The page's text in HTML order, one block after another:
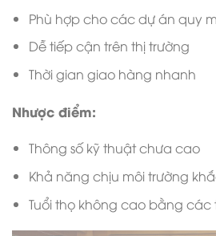
Phù hợp cho các dự án quy
Dễ tiếp cận trên thị trường
Thời gian giao hàng nhanh
Nhược điểm:
Thông số kỹ thuật chưa cao
Khả năng chịu môi trường
Tuổi thọ không cao bằng